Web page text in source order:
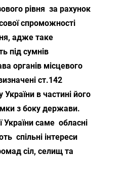
рівня за рахунок
спроможності
адже таке
під сумнів
органів місцевого
ст.142
в частині його
з боку держави.
України саме обласні
спільні інтереси
сіл, селищ та